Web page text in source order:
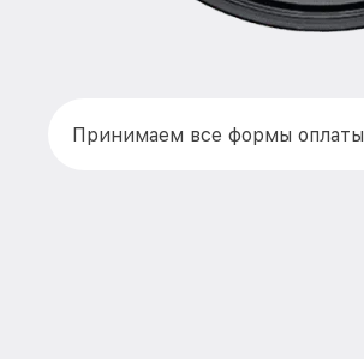
Принимаем все формы оплаты